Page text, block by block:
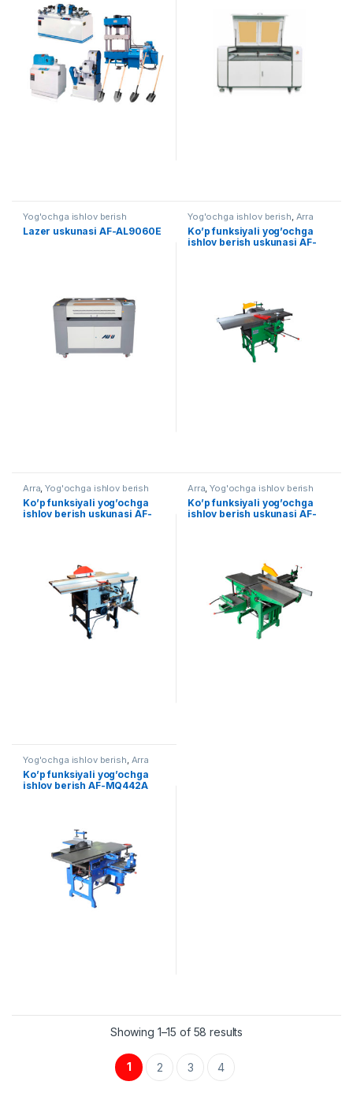
Yog'ochga ishlov berish
Lazer uskunasi AF-AL9060E
Yog'ochga ishlov berish, Arra
Ko’p funksiyali yog’ochga
ishlov berish uskunasi AF-
Arra,Yog'ochga ishlov berish
Ko’p funksiyali yog’ochga
ishlov berish uskunasi AF-
Arra,Yog'ochga ishlov berish
Ko’p funksiyali yog’ochga
ishlov berish uskunasi AF-
Yog'ochga ishlov berish Arra
Ko’p funksiyali yog’ochga
ishlov berish AF-MQ442A
Showing 1–15 of 58 results
1 2 3 4